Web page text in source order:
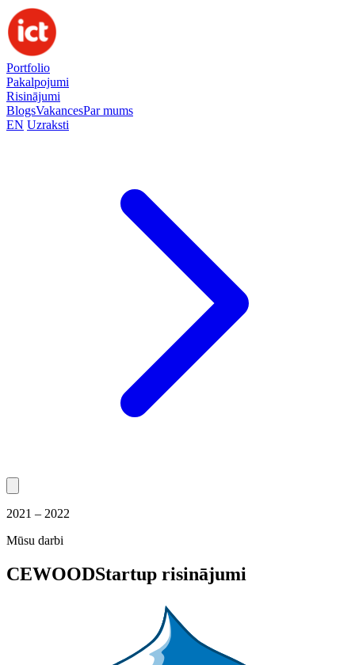
Portfolio
Pakalpojumi
Risinājumi
BlogsVakancesPar mums
EN Uzraksti
2021 – 2022
Mūsu darbi
CEWOODStartup risinājumi